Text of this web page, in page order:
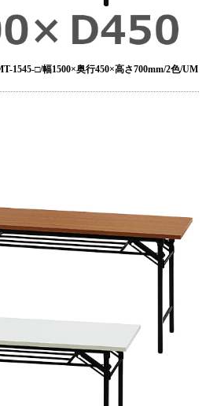
1545-□/幅1500×奥行450×高さ700mm/2色/UM